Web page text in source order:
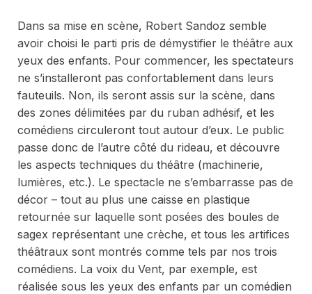
Dans sa mise en scène, Robert Sandoz semble
avoir choisi le parti pris de démystifier le théâtre aux
yeux des enfants. Pour commencer, les spectateurs
ne s’installeront pas confortablement dans leurs
fauteuils. Non, ils seront assis sur la scène, dans
des zones délimitées par du ruban adhésif, et les
comédiens circuleront tout autour d’eux. Le public
passe donc de l’autre côté du rideau, et découvre
les aspects techniques du théâtre (machinerie,
lumières, etc.). Le spectacle ne s’embarrasse pas de
décor – tout au plus une caisse en plastique
retournée sur laquelle sont posées des boules de
sagex représentant une crèche, et tous les artifices
théâtraux sont montrés comme tels par nos trois
comédiens. La voix du Vent, par exemple, est
réalisée sous les yeux des enfants par un comédien